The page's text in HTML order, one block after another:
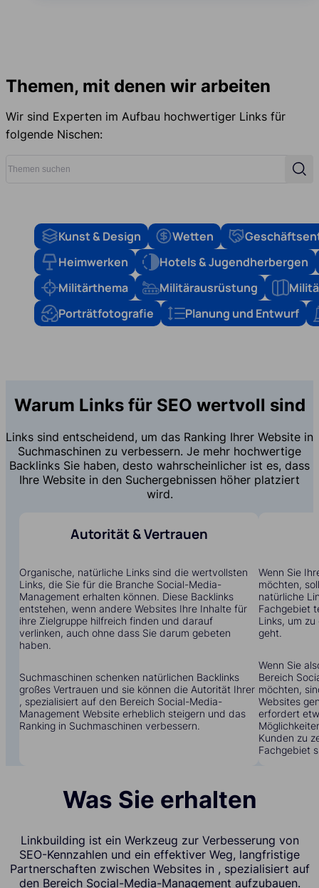
Themen, mit denen wir arbeiten
Wir sind Experten im Aufbau hochwertiger Links für
folgende Nischen:
Kunst & Design Wetten
Heimwerken
Hotels & Jugendherbergen
Militärthema
Militärausrüstung
Porträtfotografie
Planung und Entwurf
Warum Links für SEO wertvoll sind
Links sind entscheidend, um das Ranking Ihrer Website in
Suchmaschinen zu verbessern. Je mehr hochwertige
Backlinks Sie haben, desto wahrscheinlicher ist es, dass
Ihre Website in den Suchergebnissen höher platziert
wird.
Autorität & Vertrauen
Organische, natürliche Links sind die wertvollsten
Links, die Sie für die Branche Social-Media-
Management erhalten können. Diese Backlinks
entstehen, wenn andere Websites Ihre Inhalte für
ihre Zielgruppe hilfreich finden und darauf
verlinken, auch ohne dass Sie darum gebeten
haben.
Suchmaschinen schenken natürlichen Backlinks
großes Vertrauen und sie können die Autorität Ihrer
, spezialisiert auf den Bereich Social-Media-
Management Website erheblich steigern und das
Ranking in Suchmaschinen verbessern.
Wenn Sie
möchten,
natürliche
Fachgebiet
Links, um
geht.
Wenn Sie
Bereich
möchten,
Websites
erfordert
Kunden zu
Fachgebiet
Was Sie erhalten
Linkbuilding ist ein Werkzeug zur Verbesserung von
SEO-Kennzahlen und ein effektiver Weg, langfristige
Partnerschaften zwischen Websites in , spezialisiert auf
den Bereich Social-Media-Management aufzubauen.